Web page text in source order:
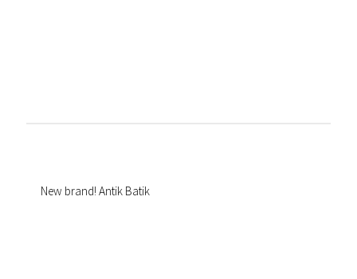
New brand! Antik Batik